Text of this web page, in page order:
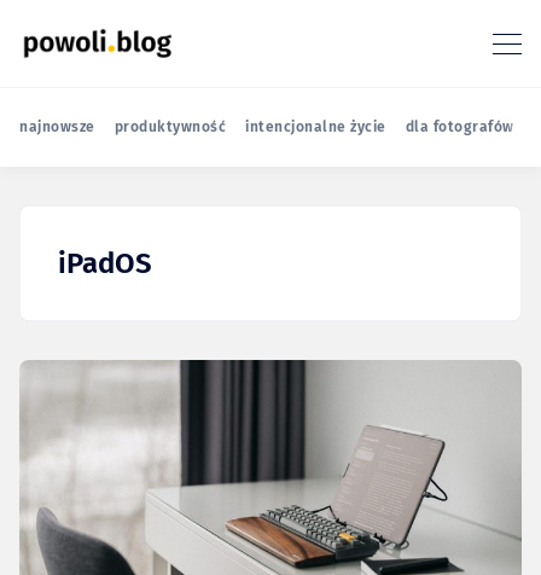
najnowsze produktywność intencjonalne życie dla fotografów
iPadOS